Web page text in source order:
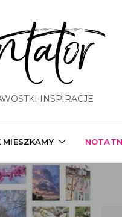
INSPIRACJE
MIESZKAMY